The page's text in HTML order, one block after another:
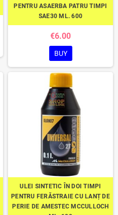
PENTRU ASAERBA PATRU TIMPI
SAE30 ML. 600
€6.00
BUY
ULEI SINTETIC ÎN DOI TIMPI
PENTRU FERĂSTRAIE CU LANȚ DE
PERIE DE AMESTEC MCCULLOCH